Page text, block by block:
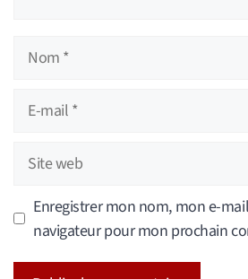
Nom
Site
web
Enregistrer mon nom, mon e-
navigateur pour mon prochain